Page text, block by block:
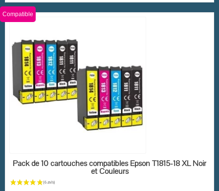
EN STOCK
Compatible
Pack de 10 cartouches compatibles Epson T1815-18 XL Noir
et Couleurs